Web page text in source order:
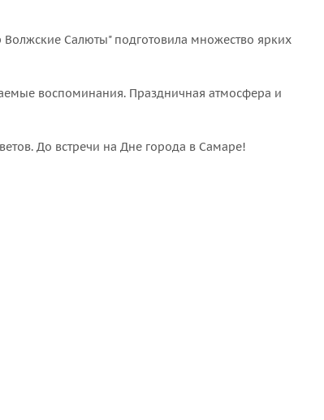
Салюты" подготовила множество ярких
воспоминания. Праздничная атмосфера и
До встречи на Дне города в Самаре!